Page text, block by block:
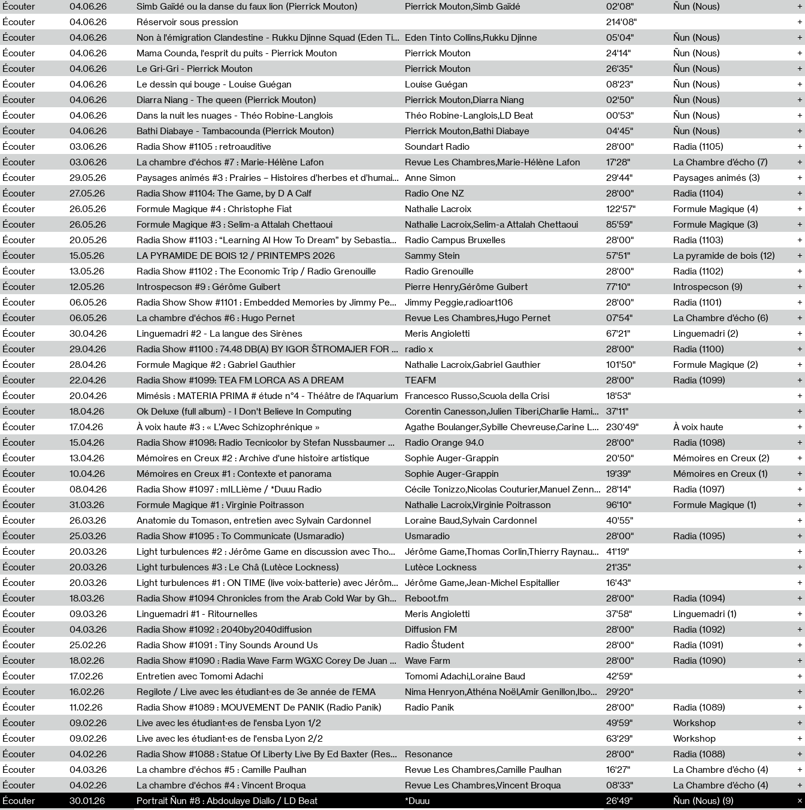
Écouter
04.06.26 Simb Gaïdé ou la danse du faux lion (Pierrick Mouton) Pierrick Mouton,Simb Gaïdé 02'08"
Ñun (Nous)
Écouter
04.06.26 Réservoir sous pression
214'08"
Écouter
04.06.26 Non à l'émigration Clandestine - Rukku Djinne Squad (Eden Tinto Collins) Eden Tinto Collins,Rukku Djinne 05'04"
Ñun (Nous)
Écouter
04.06.26 Mama Counda, l'esprit du puits - Pierrick Mouton Pierrick Mouton 24'14"
Ñun (Nous)
Écouter
04.06.26 Le Gri-Gri - Pierrick Mouton Pierrick Mouton 26'35"
Ñun (Nous)
Écouter
04.06.26 Le dessin qui bouge - Louise Guégan Louise Guégan 08'23"
Ñun (Nous)
Écouter
04.06.26 Diarra Niang - The queen (Pierrick Mouton) Pierrick Mouton,Diarra Niang 02'50"
Ñun (Nous)
Écouter
04.06.26 Dans la nuit les nuages - Théo Robine-Langlois Théo Robine-Langlois,LD Beat 00'53"
Ñun (Nous)
Écouter
04.06.26 Bathi Diabaye - Tambacounda (Pierrick Mouton) Pierrick Mouton,Bathi Diabaye 04'45"
Ñun (Nous)
Écouter
03.06.26 Radia Show #1105 : retroauditive Soundart Radio 28'00"
Radia (1105)
Écouter
03.06.26 La chambre d'échos #7 : Marie-Hélène Lafon Revue Les Chambres,Marie-Hélène Lafon 17'28"
La Chambre d’écho (7)
Écouter
29.05.26 Paysages animés #3 : Prairies – Histoires d’herbes et d’humains Anne Simon 29'44"
Paysages animés (3)
Écouter
27.05.26 Radia Show #1104: The Game, by D A Calf Radio One NZ 28'00"
Radia (1104)
Écouter
26.05.26 Formule Magique #4 : Christophe Fiat Nathalie Lacroix 122'57"
Formule Magique (4)
Écouter
26.05.26 Formule Magique #3 : Selim-a Attalah Chettaoui Nathalie Lacroix,Selim-a Attalah Chettaoui 85'59"
Formule Magique (3)
Écouter
20.05.26 Radia Show #1103 : “Learning AI How To Dream” by Sebastian Dingens (Radio Campus Bruxelles) Radio Campus Bruxelles 28'00"
Radia (1103)
Écouter
15.05.26 LA PYRAMIDE DE BOIS 12 / PRINTEMPS 2026 Sammy Stein 57'51"
La pyramide de bois (12)
Écouter
13.05.26 Radia Show #1102 : The Economic Trip / Radio Grenouille Radio Grenouille 28'00"
Radia (1102)
Écouter
12.05.26 Introspecson #9 : Gérôme Guibert Pierre Henry,Gérôme Guibert 77'10"
Introspecson (9)
Écouter
06.05.26 Radia Show Show #1101 : Embedded Memories by Jimmy Peggie / radioart106 Jimmy Peggie,radioart106 28'00"
Radia (1101)
Écouter
06.05.26 La chambre d'échos #6 : Hugo Pernet Revue Les Chambres,Hugo Pernet 07'54"
La Chambre d’écho (6)
Écouter
30.04.26 Linguemadri #2 - La langue des Sirènes Meris Angioletti 67'21"
Linguemadri (2)
Écouter
29.04.26 Radia Show #1100 : 74.48 DB(A) BY IGOR ŠTROMAJER FOR RADIO X radio x 28'00"
Radia (1100)
Écouter
28.04.26 Formule Magique #2 : Gabriel Gauthier Nathalie Lacroix,Gabriel Gauthier 101'50"
Formule Magique (2)
Écouter
22.04.26 Radia Show #1099: TEA FM LORCA AS A DREAM TEAFM 28'00"
Radia (1099)
Écouter
20.04.26 Mimésis : MATERIA PRIMA # étude n°4 - Théâtre de l’Aquarium Francesco Russo,Scuola della Crisi
18'53"
Écouter
18.04.26 Ok Deluxe (full album) - I Don't Believe In Computing Corentin Canesson,Julien Tiberi,Charlie Hamish Jeffery
37'11"
Écouter
17.04.26 À voix haute #3 : « L’Avec Schizophrénique » Agathe Boulanger,Sybille Chevreuse,Carine Lendrin,Léna Monnier,Graziela Susin,Camille Zuber 230'49"
À voix haute
Écouter
15.04.26 Radia Show #1098: Radio Tecnicolor by Stefan Nussbaumer & Georg Zichy (Radio Orange 94.0) Radio Orange 94.0 28'00"
Radia (1098)
Écouter
13.04.26 Mémoires en Creux #2 : Archive d'une histoire artistique Sophie Auger-Grappin 20'50"
Mémoires en Creux (2)
Écouter
10.04.26 Mémoires en Creux #1 : Contexte et panorama Sophie Auger-Grappin 19'39"
Mémoires en Creux (1)
Écouter
08.04.26 Radia Show #1097 : mILLième / *Duuu Radio Cécile Tonizzo,Nicolas Couturier,Manuel Zenner,Aquila Lescene,Curtis Coco,Cyril Magnier 28'14"
Radia (1097)
Écouter
31.03.26 Formule Magique #1 : Virginie Poitrasson Nathalie Lacroix,Virginie Poitrasson 96'10"
Formule Magique (1)
Écouter
26.03.26 Anatomie du Tomason, entretien avec Sylvain Cardonnel Loraine Baud,Sylvain Cardonnel
40'55"
Écouter
25.03.26 Radia Show #1095 : To Communicate (Usmaradio) Usmaradio 28'00"
Radia (1095)
Écouter
20.03.26 Light turbulences #2 : Jérôme Game en discussion avec Thomas Corlin Jérôme Game,Thomas Corlin,Thierry Raynaud,Hubert Colas
41'19"
Écouter
20.03.26 Light turbulences #3 : Le Châ (Lutèce Lockness) Lutèce Lockness
21'35"
Écouter
20.03.26 Light turbulences #1 : ON TIME (live voix-batterie) avec Jérôme Game & Jean-Michel Espitallier Jérôme Game,Jean-Michel Espitallier
16'43"
Écouter
18.03.26 Radia Show #1094 Chronicles from the Arab Cold War by Ghazi Barakat Reboot.fm 28'00"
Radia (1094)
Écouter
09.03.26 Linguemadri #1 - Ritournelles Meris Angioletti 37'58"
Linguemadri (1)
Écouter
04.03.26 Radia Show #1092 : 2040by2040diffusion Diffusion FM 28'00"
Radia (1092)
Écouter
25.02.26 Radia Show #1091 : Tiny Sounds Around Us Radio Študent 28'00"
Radia (1091)
Écouter
18.02.26 Radia Show #1090 : Radia Wave Farm WGXC Corey De Juan Sherrard Jr Startalk Wave Farm 28'00"
Radia (1090)
Écouter
17.02.26 Entretien avec Tomomi Adachi Tomomi Adachi,Loraine Baud
42'59"
Écouter
16.02.26 Regilote / Live avec les étudiant·es de 3e année de l'EMA Nima Henryon,Athéna Noël,Amir Genillon,Ibourayane Ahmadi,Manelle Cherrih,Honorine Gibello,John Weeber,Manon Joseph
29'20"
Écouter
11.02.26 Radia Show #1089 : MOUVEMENT De PANIK (Radio Panik) Radio Panik 28'00"
Radia (1089)
Écouter
09.02.26 Live avec les étudiant·es de l'ensba Lyon 1/2 49'59"
Workshop
Écouter
09.02.26 Live avec les étudiant·es de l'ensba Lyon 2/2 63'29"
Workshop
Écouter
04.02.26 Radia Show #1088 : Statue Of Liberty Live By Ed Baxter (Resonance) Resonance 28'00"
Radia (1088)
Écouter
04.03.26 La chambre d'échos #5 : Camille Paulhan Revue Les Chambres,Camille Paulhan 16'27"
La Chambre d’écho (4)
Écouter
04.02.26 La chambre d'échos #4 : Vincent Broqua Revue Les Chambres,Vincent Broqua 08'33"
La Chambre d’écho (4)
Écouter
30.01.26 Portrait Ñun #8 : Abdoulaye Diallo / LD Beat *Duuu 26'49" Ñun (Nous) (9)
Écouter 30.01.26 Portrait Ñun #8 : Abdoulaye Diallo / LD Beat *Duuu 26'49"
Ñun (Nous) (9)